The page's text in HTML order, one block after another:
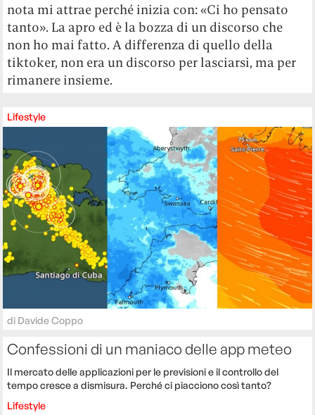
nota mi attrae perché inizia con: «Ci ho pensato
tanto». La apro ed è la bozza di un discorso che
non ho mai fatto. A differenza di quello della
tiktoker, non era un discorso per lasciarsi, ma per
rimanere insieme.
Lifestyle
di Davide Coppo
Confessioni di un maniaco delle app meteo
Il mercato delle applicazioni per le previsioni e il controllo del
tempo cresce a dismisura. Perché ci piacciono così tanto?
Lifestyle